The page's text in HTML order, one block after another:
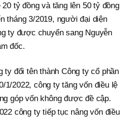
tỷ đồng và tăng lên 50 tỷ đồng
tháng 3/2019, người đại diện
ty được chuyển sang Nguyễn
đốc.
ty đổi tên thành Công ty cổ phần
1/2022, công ty tăng vốn điều lệ
góp vốn không được đề cập.
công ty tiếp tục nâng vốn điều